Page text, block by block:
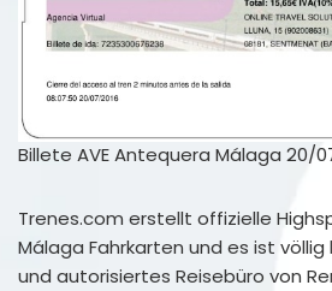
Billete AVE Antequera Málaga 20/
Trenes.com erstellt offizielle
Málaga Fahrkarten und es ist
und autorisiertes Reisebüro von